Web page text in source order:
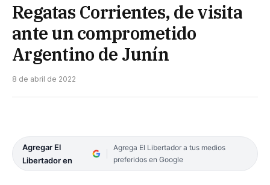
Regatas Corrientes, de visita
ante un comprometido
Argentino de Junín
8 de abril de 2022
Agregar El
Libertador en
Agrega El Libertador a tus medios
preferidos en Google